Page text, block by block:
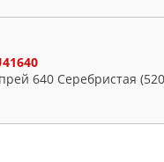
640 Серебристая